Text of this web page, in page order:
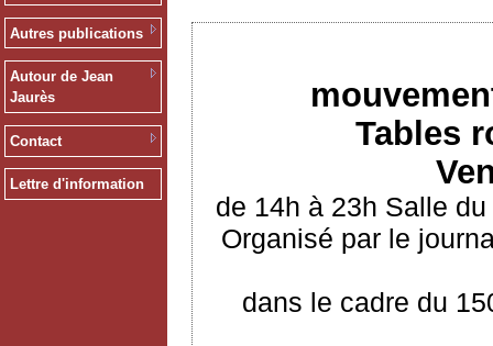
Autres publications
Autour de Jean
Jaurès
Contact
Lettre d'information
Tables
de 14h à 23h Salle
Organisé par le
dans le cadre du